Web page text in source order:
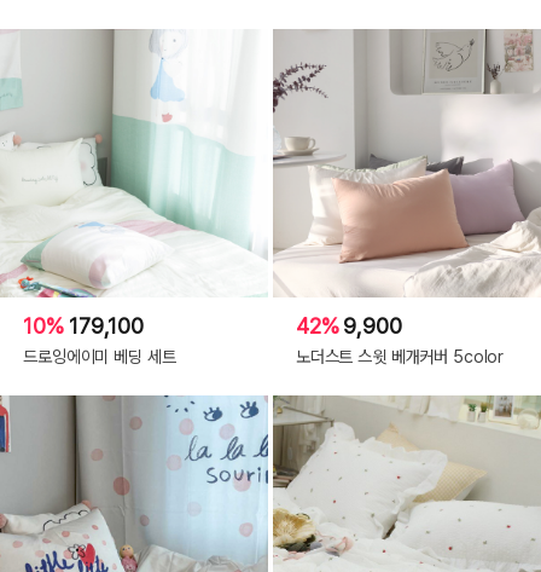
10% 179,100
드로잉에이미 베딩 세트
42%9,900
노더스트 스윗 베개커버 5color